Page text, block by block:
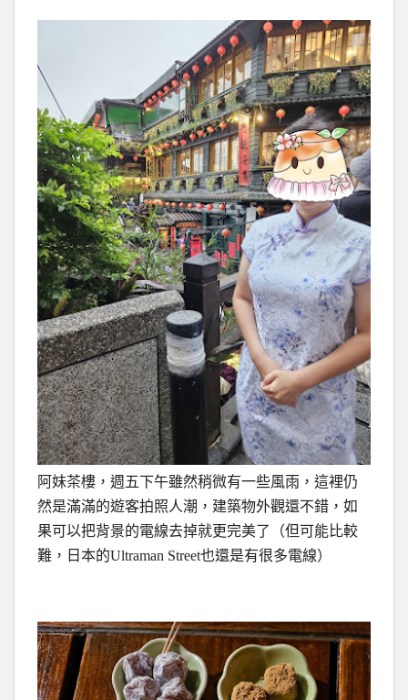
阿妹茶樓，週五下午雖然稍微有一些風雨，這裡仍
然是滿滿的遊客拍照人潮，建築物外觀還不錯，如
果可以把背景的電線去掉就更完美了（但可能比較
難，日本的Ultraman Street也還是有很多電線）